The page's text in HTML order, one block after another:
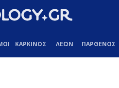
ΚΑΡΚΙΝΟΣ ΛΕΩΝ ΠΑΡΘΕΝΟΣ